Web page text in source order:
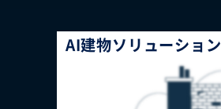
AI建物ソリューション